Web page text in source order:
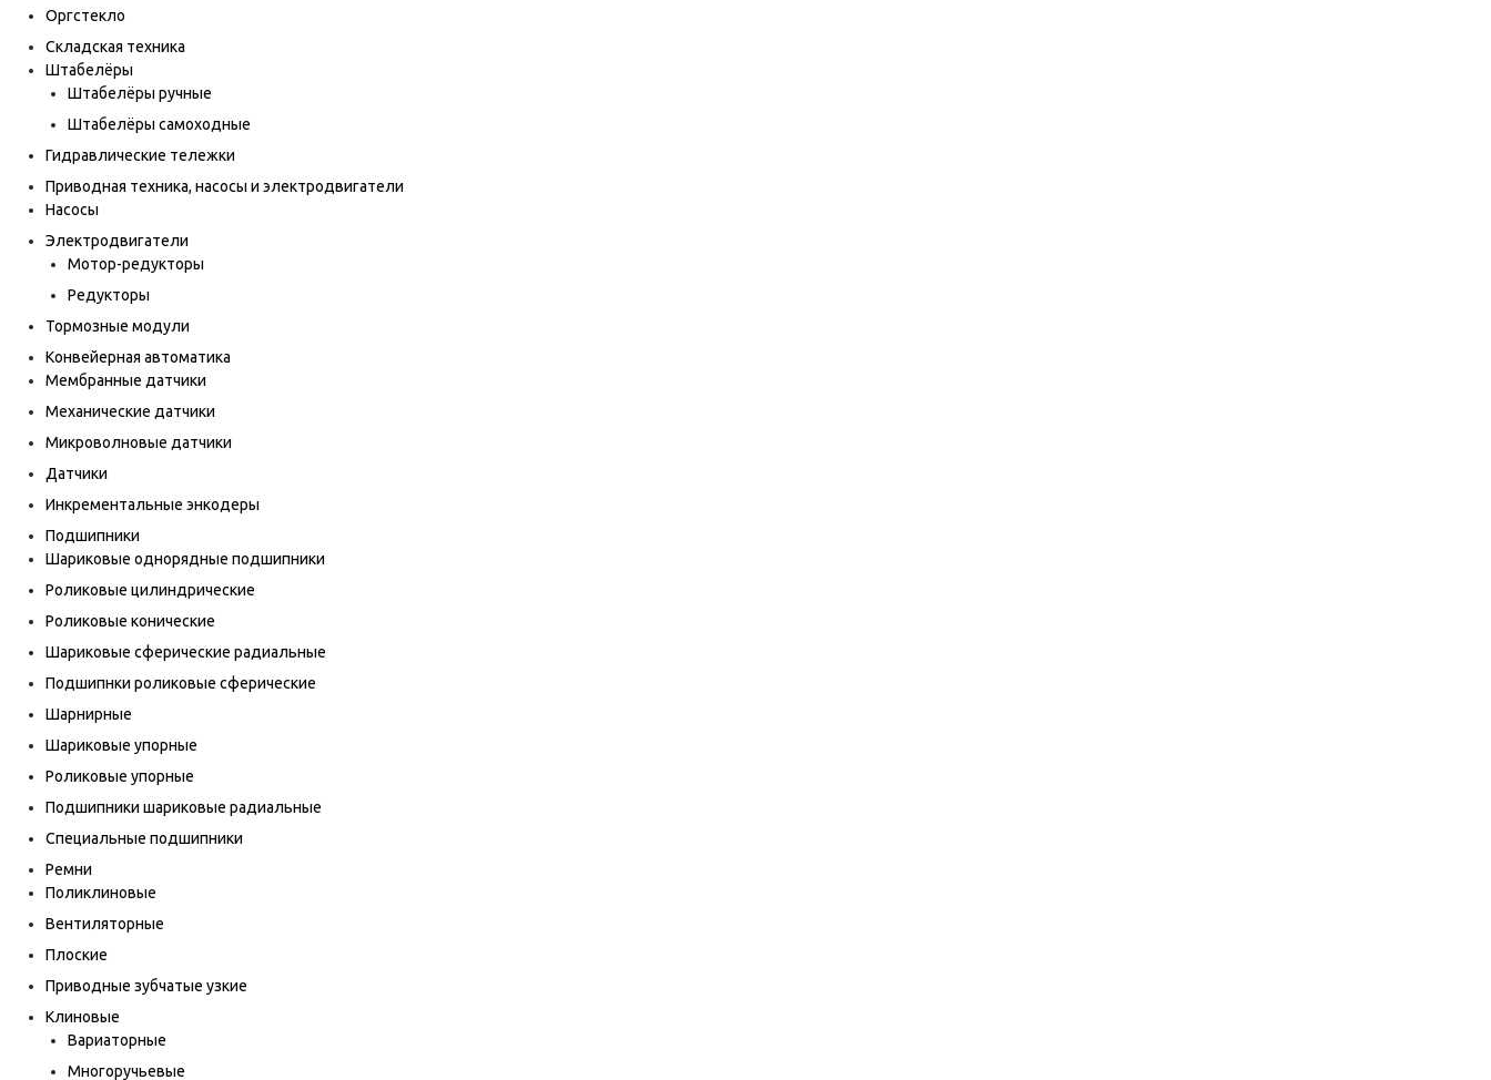
Оргстекло
Складская техника
Штабелёры
Штабелёры ручные
Штабелёры самоходные
Гидравлические тележки
Приводная техника, насосы и электродвигатели
Насосы
Электродвигатели
Мотор-редукторы
Редукторы
Тормозные модули
Конвейерная автоматика
Мембранные датчики
Механические датчики
Микроволновые датчики
Датчики
Инкрементальные энкодеры
Подшипники
Шариковые однорядные подшипники
Роликовые цилиндрические
Роликовые конические
Шариковые сферические радиальные
Подшипнки роликовые сферические
Шарнирные
Шариковые упорные
Роликовые упорные
Подшипники шариковые радиальные
Специальные подшипники
Ремни
Поликлиновые
Вентиляторные
Плоские
Приводные зубчатые узкие
Клиновые
Вариаторные
Многоручьевые